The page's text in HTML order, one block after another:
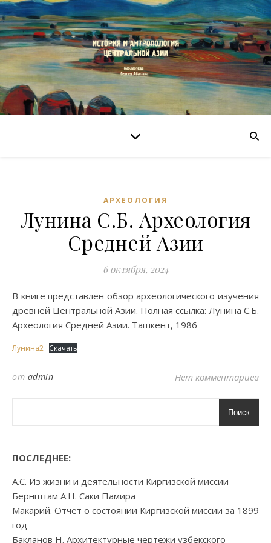
АРХЕОЛОГИЯ
Лунина С.Б. Археология
Средней Азии
6 октября, 2024
В книге представлен обзор археологического изучения
древней Центральной Азии. Полная ссылка: Лунина С.Б.
Археология Средней Азии. Ташкент, 1986
Лунина2 Скачать
от admin Нет комментариев
Поиск
ПОСЛЕДНЕЕ:
А.С. Из жизни и деятельности Киргизской миссии
Бернштам А.Н. Саки Памира
Макарий. Отчёт о состоянии Киргизской миссии за 1899
год
Бакланов Н. Архитектурные чертежи узбекского